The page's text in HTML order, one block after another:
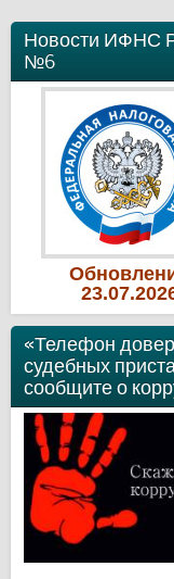
Новости ИФНС
№6
23.07
«Телефон
судебных
сообщите о